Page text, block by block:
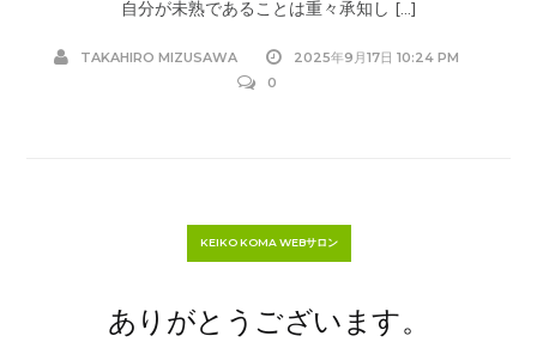
自分が未熟であることは重々承知し […]
TAKAHIRO MIZUSAWA
2025年9月17日 10:24 PM
0
KEIKO KOMA WEBサロン
ありがとうございます。